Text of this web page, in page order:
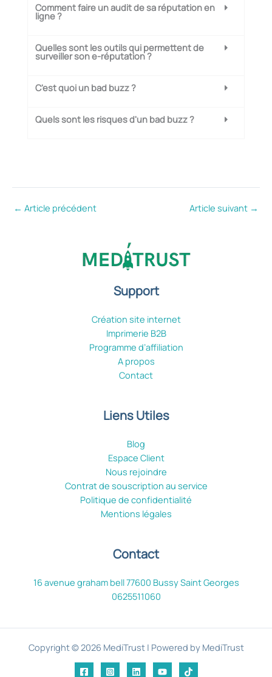
Comment faire un audit de sa réputation en
ligne ?
Quelles sont les outils qui permettent de
surveiller son e-réputation ?
C'est quoi un bad buzz ?
Quels sont les risques d'un bad buzz ?
← Article précédent Article suivant →
Support
Création site internet
Imprimerie B2B
Programme d’affiliation
A propos
Contact
Liens Utiles
Blog
Espace Client
Nous rejoindre
Contrat de souscription au service
Politique de confidentialité
Mentions légales
Contact
16 avenue graham bell 77600 Bussy Saint Georges
0625511060
Copyright © 2026 MediTrust | Powered by MediTrust